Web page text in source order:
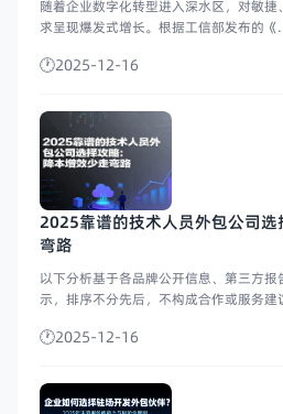
随着企业数字化转型进入深水区，对敏
求呈现爆发式增长。根据工信部发布的《
2025-12-16
2025靠谱的技术人员外包公司
弯路
以下分析基于各品牌公开信息、第三方
示，排序不分先后，不构成合作或服务建
2025-12-16